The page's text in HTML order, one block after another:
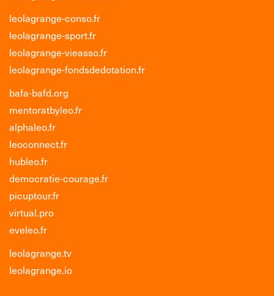
leolagrange-conso.fr
leolagrange-sport.fr
leolagrange-vieasso.fr
leolagrange-fondsdedotation.fr
bafa-bafd.org
mentoratbyleo.fr
alphaleo.fr
leoconnect.fr
hubleo.fr
democratie-courage.fr
picuptour.fr
virtual.pro
eveleo.fr
leolagrange.tv
leolagrange.io